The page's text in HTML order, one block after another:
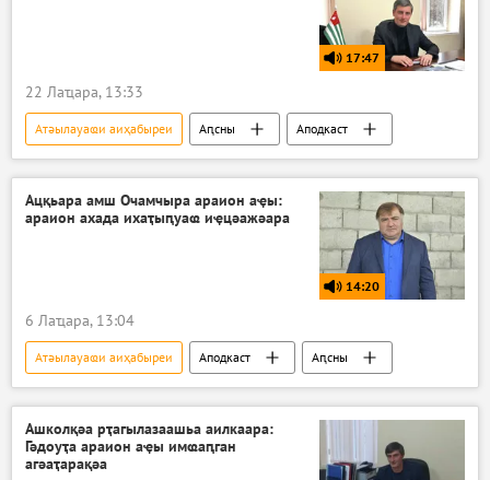
17:47
22 Лаҵара, 13:33
Атәылауаҩи аиҳабыреи Аԥсны Аподкаст
Ацқьара амш Очамчыра араион аҿы:
араион ахада ихаҭыԥуаҩ иҿцәажәара
14:20
6 Лаҵара, 13:04
Атәылауаҩи аиҳабыреи Аподкаст Аԥсны
Ашколқәа рҭагылазаашьа аилкаара:
Гәдоуҭа араион аҿы имҩаԥган
агәаҭарақәа